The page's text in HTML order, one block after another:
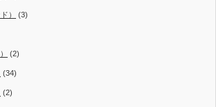
） (3)
(2)
(34)
(2)